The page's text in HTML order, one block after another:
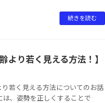
続きを読む
り若く見える方法！】
若く見える方法についてのお話
、姿勢を正しくすることで